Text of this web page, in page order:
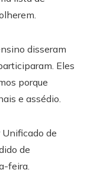
disseram
Eles
porque
e assédio.
de
de
feira.